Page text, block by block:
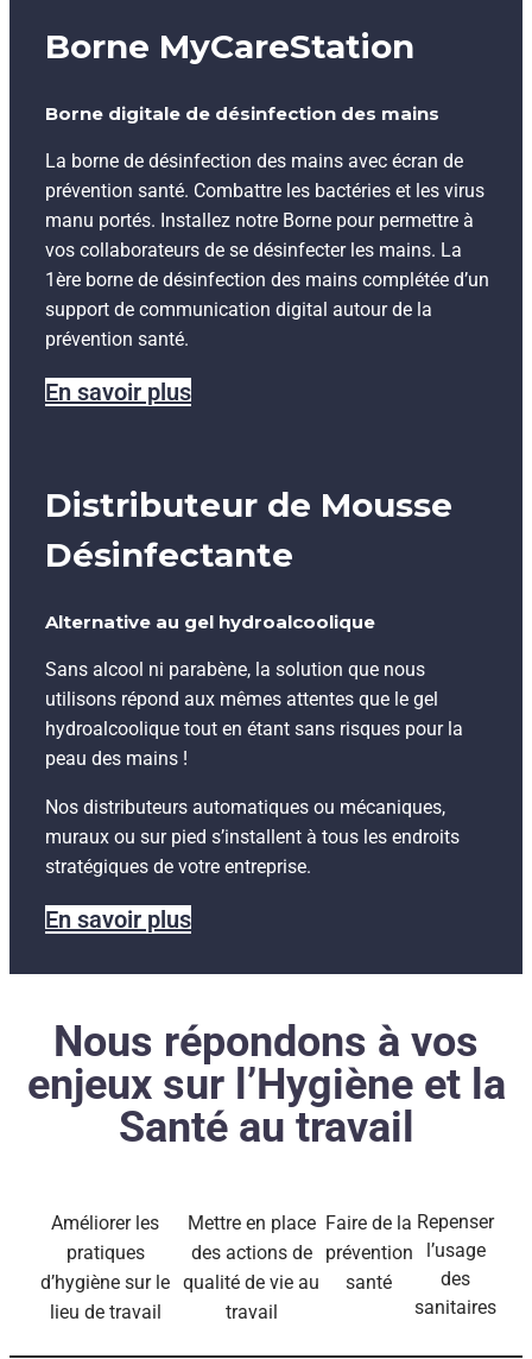
Borne MyCareStation
Borne digitale de désinfection des mains
La borne de désinfection des mains avec écran de
prévention santé. Combattre les bactéries et les virus
manu portés. Installez notre Borne pour permettre à
vos collaborateurs de se désinfecter les mains. La
1ère borne de désinfection des mains complétée d’un
support de communication digital autour de la
prévention santé.
En savoir plus
Distributeur de Mousse
Désinfectante
Alternative au gel hydroalcoolique
Sans alcool ni parabène, la solution que nous
utilisons répond aux mêmes attentes que le gel
hydroalcoolique tout en étant sans risques pour la
peau des mains !
Nos distributeurs automatiques ou mécaniques,
muraux ou sur pied s’installent à tous les endroits
stratégiques de votre entreprise.
En savoir plus
Nous répondons à vos
enjeux sur l’Hygiène et la
Santé au travail
Améliorer les
pratiques
d’hygiène sur le
lieu de travail
Mettre en place
des actions de
qualité de vie au
travail
Faire de la
prévention
santé
Repenser
l’usage
des
sanitaires